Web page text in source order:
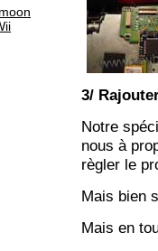
3/
Notre
nous à
règler le
Mais bien
Mais en